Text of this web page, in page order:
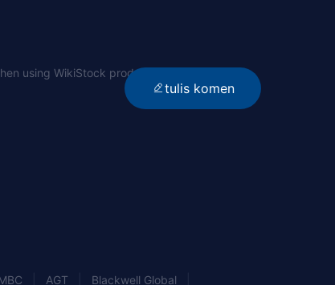
tulis komen
using WikiStock products, users should
AGT Blackwell Global